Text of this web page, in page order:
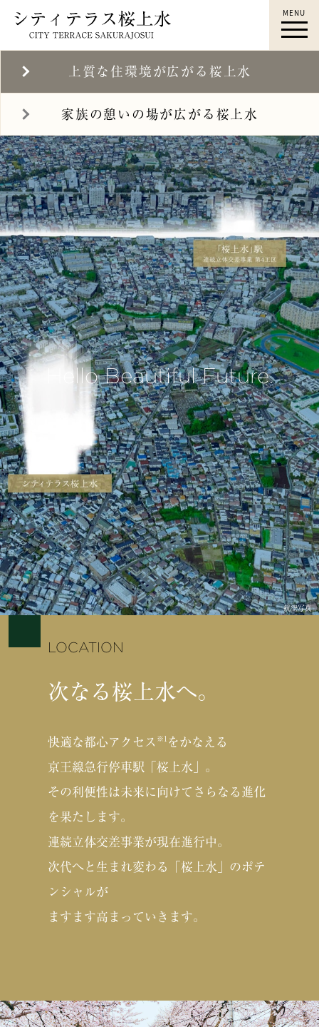
桜上水駅徒歩12分｜シティテ
ラス桜上水｜桜上水 新築マン
ション｜ロケーション｜すみ
MENU
上質な住環境が広がる桜上水
家族の憩いの場が広がる桜上水
Hello Beautiful Future.
航空写真
LOCATION
次なる桜上水へ。
快適な都心アクセス ※1 をかなえる
京王線急行停車駅「桜上水」。
その利便性は未来に向けてさらなる進化
を果たします。
連続立体交差事業が現在進行中。
次代へと生まれ変わる「桜上水」のポテ
ンシャルが
ますます高まっていきます。